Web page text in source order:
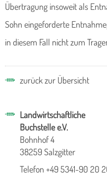
Übertragung insoweit als
Sohn eingeforderte
in diesem Fall nicht zum
zurück zur Übersicht
Landwirtschaftliche
Buchstelle e.V.
Bohnhof 4
38259 Salzgitter
Telefon +49 5341-90 20